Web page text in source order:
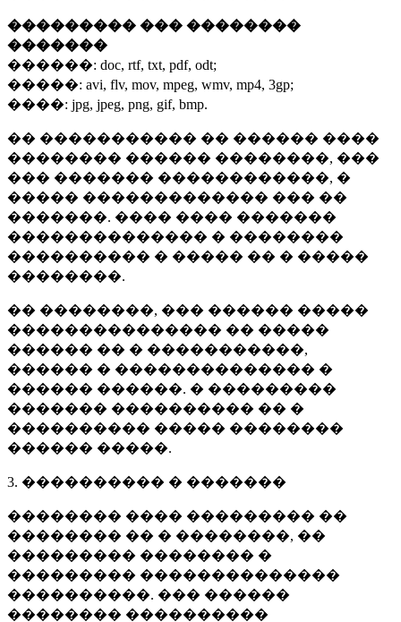
��������� ��� ��������
�������
������: doc, rtf, txt, pdf, odt;
�����: avi, flv, mov, mpeg, wmv, mp4, 3gp;
����: jpg, jpeg, png, gif, bmp.
�� ����������� �� ������ ����
�������� ������ ��������, ���
��� ������� ������������, �
����� ������������� ��� ��
�������. ���� ���� �������
�������������� � ��������
���������� � ����� �� � �����
��������.
�� ��������, ��� ������ �����
��������������� �� �����
������ �� � �����������,
������ � �������������� �
������ ������. � ���������
������� ���������� �� �
���������� ����� ��������
������ �����.
3. ���������� � �������
�������� ���� ��������� ��
�������� �� � ��������, ��
��������� �������� �
��������� ��������������
����������. ��� ������
�������� ����������